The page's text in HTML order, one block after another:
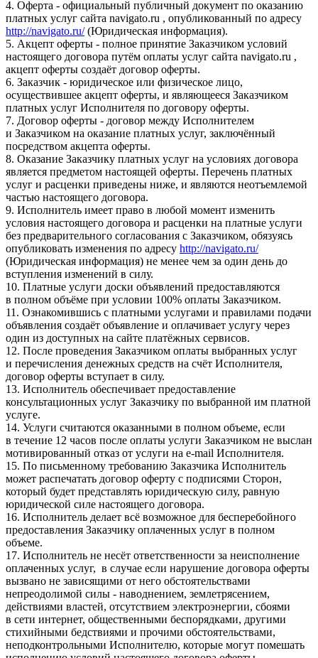
4. Оферта - официальный публичный документ по оказанию
платных услуг сайта navigato.ru , опубликованный по адресу
http://navigato.ru/(Юридическая информация).
5. Акцепт оферты - полное принятие Заказчиком условий
настоящего договора путём оплаты услуг сайта navigato.ru ,
акцепт оферты создаёт договор оферты.
6. Заказчик - юридическое или физическое лицо,
осуществившее акцепт оферты, и являющееся Заказчиком
платных услуг Исполнителя по договору оферты.
7. Договор оферты - договор между Исполнителем
и Заказчиком на оказание платных услуг, заключённый
посредством акцепта оферты.
8. Оказание Заказчику платных услуг на условиях договора
является предметом настоящей оферты. Перечень платных
услуг и расценки приведены ниже, и являются неотъемлемой
частью настоящего договора.
9. Исполнитель имеет право в любой момент изменить
условия настоящего договора и расценки на платные услуги
без предварительного согласования с Заказчиком, обязуясь
опубликовать изменения по адресу http://navigato.ru/
(Юридическая информация) не менее чем за один день до
вступления изменений в силу.
10. Платные услуги доски объявлений предоставляются
в полном объёме при условии 100% оплаты Заказчиком.
11. Ознакомившись с платными услугами и правилами подачи
объявления создаёт объявление и оплачивает услугу через
один из доступных на сайте платёжных сервисов.
12. После проведения Заказчиком оплаты выбранных услуг
и перечисления денежных средств на счёт Исполнителя,
договор оферты вступает в силу.
13. Исполнитель обеспечивает предоставление
консультационных услуг Заказчику по выбранной им платной
услуге.
14. Услуги считаются оказанными в полном объеме, если
в течение 12 часов после оплаты услуги Заказчиком не выслан
мотивированный отказ от услуги на e-mail Исполнителя.
15. По письменному требованию Заказчика Исполнитель
может распечатать договор оферту с подписями Сторон,
который будет представлять юридическую силу, равную
юридической силе настоящего договора.
16. Исполнитель делает всё возможное для бесперебойного
предоставления Заказчику оплаченных услуг в полном
объеме.
17. Исполнитель не несёт ответственности за неисполнение
оплаченных услуг, в случае если нарушение договора оферты
вызвано не зависящими от него обстоятельствами
непреодолимой силы - наводнением, землетрясением,
действиями властей, отсутствием электроэнергии, сбоями
в сети интернет, общественными беспорядками, другими
стихийными бедствиями и прочими обстоятельствами,
неподконтрольными Исполнителю, которые могут помешать